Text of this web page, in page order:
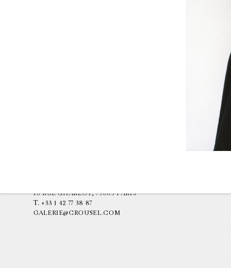
10 RUE CHARLOT, 75003 PARIS
T. +33 1 42 77 38 87
GALERIE@CROUSEL.COM